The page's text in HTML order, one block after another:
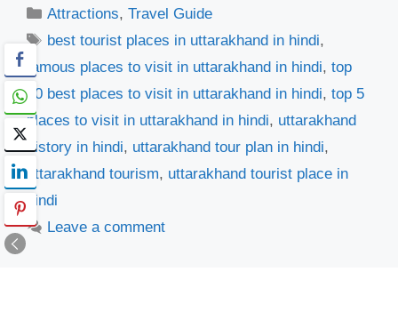
Categories
Attractions,Travel Guide
Tags
best tourist places in uttarakhand in hindi,
famous places to visit in uttarakhand in hindi, top
10 best places to visit in uttarakhand in hindi, top 5
places to visit in uttarakhand in hindi, uttarakhand
history in hindi, uttarakhand tour plan in hindi,
uttarakhand tourism, uttarakhand tourist place in
hindi
Leave a comment